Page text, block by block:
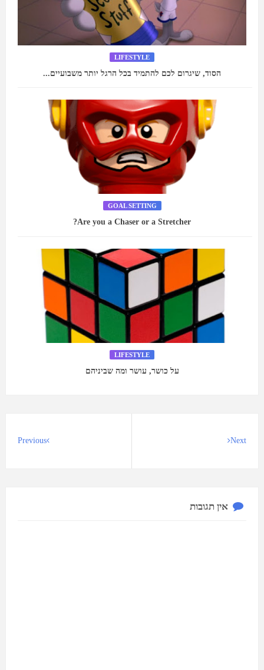
LIFESTYLE
הסוד, שיגרום לכם להתמיד בכל הרגל יותר משבועיים...
GOAL SETTING
Are you a Chaser or a Stretcher?
LIFESTYLE
על כושר, עושר ומה שביניהם
Next
Previous
אין תגובות